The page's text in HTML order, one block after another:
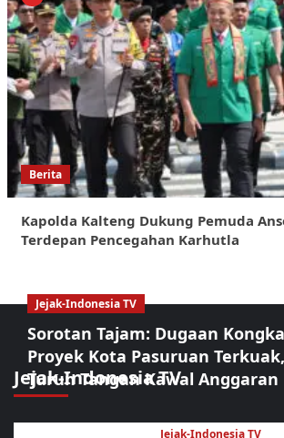
Berita
Kapolda Kalteng Dukung Pemuda
Terdepan Pencegahan Karhutla
Jejak-Indonesia TV
Jejak-Indonesia TV
Sorotan Tajam: Dugaan
Proyek Kota Pasuruan
Turun Tangan Kawal
Jejak-Indonesia TV